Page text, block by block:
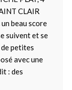
CLAIR
beau score
suivent et se
de petites
avec une
: des